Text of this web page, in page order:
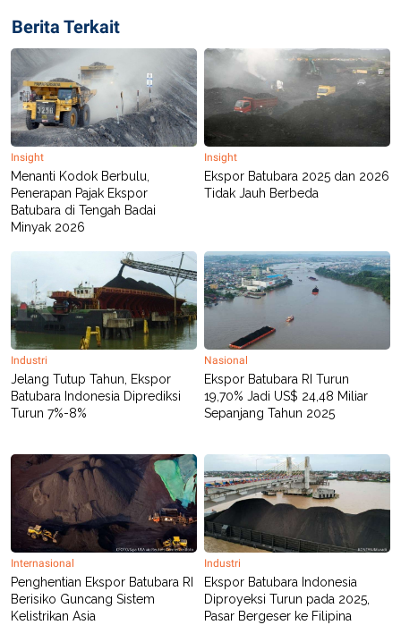
.
I
D
SITEMAPPROFILETERM
OF
USE
PEDOMAN
PEMBERITAAN
SIBER
PRIVACY
POLICY
Berita Terkait
Insight
Menanti Kodok Berbulu,
Penerapan Pajak Ekspor
Batubara di Tengah Badai
Minyak 2026
Insight
Ekspor Batubara 2025 dan 2026
Tidak Jauh Berbeda
Industri
Jelang Tutup Tahun, Ekspor
Batubara Indonesia Diprediksi
Turun 7%-8%
Nasional
Ekspor Batubara RI Turun
19,70% Jadi US$ 24,48 Miliar
Sepanjang Tahun 2025
Internasional
Penghentian Ekspor Batubara RI
Berisiko Guncang Sistem
Kelistrikan Asia
Industri
Ekspor Batubara Indonesia
Diproyeksi Turun pada 2025,
Pasar Bergeser ke Filipina